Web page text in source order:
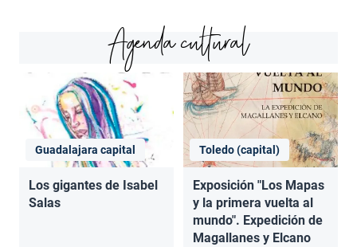
Agenda cultural
Guadalajara capital
Los gigantes de Isabel
Salas
Toledo (capital)
Exposición "Los Mapas
y la primera vuelta al
mundo". Expedición de
Magallanes y Elcano